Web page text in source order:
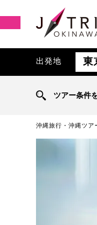
出発地 東
ツアー条件
沖縄旅行・沖縄ツア